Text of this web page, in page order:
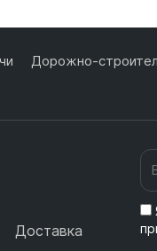
Дорожно-
Доставка